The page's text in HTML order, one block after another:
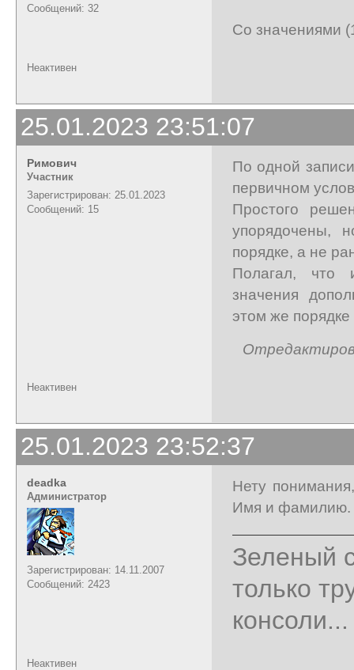
Сообщений: 32
Со значениями
Неактивен
25.01.2023 23:51:07
Римович
Участник
Зарегистрирован: 25.01.2023
Сообщений: 15
По одной
первичном
Простого
упорядочены,
порядке, а не
Полагал, что
значения
этом же
Неактивен
25.01.2023 23:52:37
deadka
Администратор
Зарегистрирован: 14.11.2007
Сообщений: 2423
Нету
Имя и фамилию.
Зеленый
только
консоли...
Неактивен